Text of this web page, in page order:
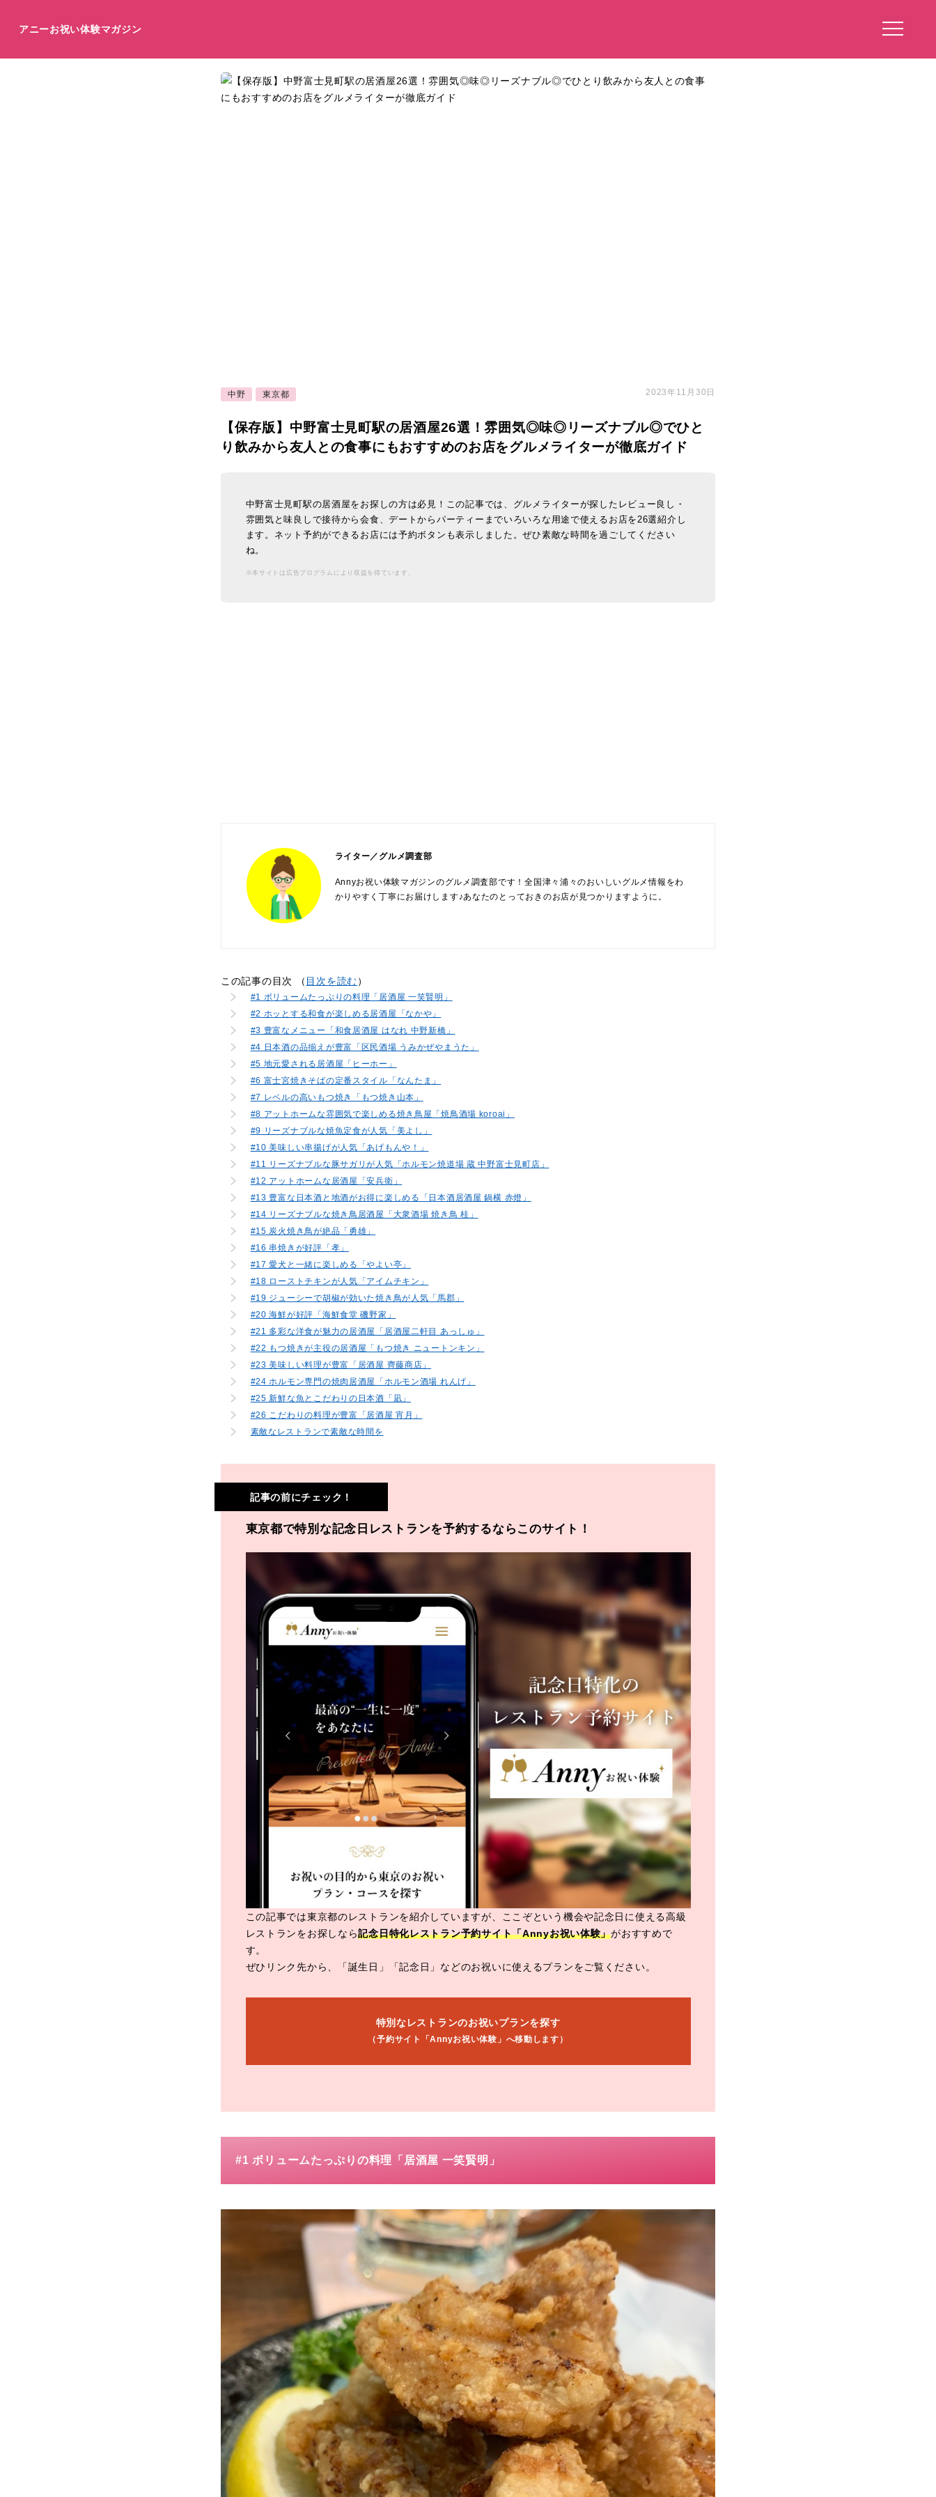
アニーお祝い体験マガジン
中野 東京都 2023年11月30日
【保存版】中野富士見町駅の居酒屋26選！雰囲気◎味◎リーズナブル◎でひと
り飲みから友人との食事にもおすすめのお店をグルメライターが徹底ガイド
中野富士見町駅の居酒屋をお探しの方は必見！この記事では、グルメライターが探したレビュー良し・
雰囲気と味良しで接待から会食、デートからパーティーまでいろいろな用途で使えるお店を26選紹介し
ます。ネット予約ができるお店には予約ボタンも表示しました。ぜひ素敵な時間を過ごしてください
ね。
※本サイトは広告プログラムにより収益を得ています。
ライター／グルメ調査部
Annyお祝い体験マガジンのグルメ調査部です！全国津々浦々のおいしいグルメ情報をわ
かりやすく丁寧にお届けします♪あなたのとっておきのお店が見つかりますように。
この記事の目次 （ 目次を読む ）
#1 ボリュームたっぷりの料理「居酒屋 一笑賢明」
#2 ホッとする和食が楽しめる居酒屋「なかや」
#3 豊富なメニュー「和食居酒屋 はなれ 中野新橋」
#4 日本酒の品揃えが豊富「区民酒場 うみかぜやまうた」
#5 地元愛される居酒屋「ヒーホー」
#6 富士宮焼きそばの定番スタイル「なんたま」
#7 レベルの高いもつ焼き「もつ焼き山本」
#8 アットホームな雰囲気で楽しめる焼き鳥屋「焼鳥酒場 koroai」
#9 リーズナブルな焼魚定食が人気「美よし」
#10 美味しい串揚げが人気「あげもんや！」
#11 リーズナブルな豚サガリが人気「ホルモン焼道場 蔵 中野富士見町店」
#12 アットホームな居酒屋「安兵衛」
#13 豊富な日本酒と地酒がお得に楽しめる「日本酒居酒屋 鍋横 赤燈」
#14 リーズナブルな焼き鳥居酒屋「大衆酒場 焼き鳥 桂」
#15 炭火焼き鳥が絶品「勇雄」
#16 串焼きが好評「孝」
#17 愛犬と一緒に楽しめる「やよい亭」
#18 ローストチキンが人気「アイムチキン」
#19 ジューシーで胡椒が効いた焼き鳥が人気「馬郡」
#20 海鮮が好評「海鮮食堂 磯野家」
#21 多彩な洋食が魅力の居酒屋「居酒屋二軒目 あっしゅ」
#22 もつ焼きが主役の居酒屋「もつ焼き ニュートンキン」
#23 美味しい料理が豊富「居酒屋 齊藤商店」
#24 ホルモン専門の焼肉居酒屋「ホルモン酒場 れんげ」
#25 新鮮な魚とこだわりの日本酒「凪」
#26 こだわりの料理が豊富「居酒屋 宵月」
素敵なレストランで素敵な時間を
記事の前にチェック！
東京都で特別な記念日レストランを予約するならこのサイト！
この記事では東京都のレストランを紹介していますが、ここぞという機会や記念日に使える高級
レストランをお探しなら記念日特化レストラン予約サイト「Annyお祝い体験」がおすすめで
す。
ぜひリンク先から、「誕生日」「記念日」などのお祝いに使えるプランをご覧ください。
特別なレストランのお祝いプランを探す
（予約サイト「Annyお祝い体験」へ移動します）
#1 ボリュームたっぷりの料理「居酒屋 一笑賢明」